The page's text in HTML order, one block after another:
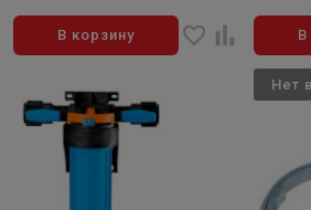
В корзину В
Нет